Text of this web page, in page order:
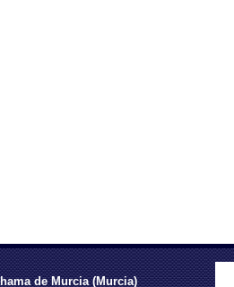
de Murcia (Murcia)